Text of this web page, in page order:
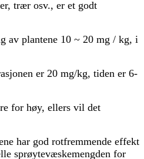
trær osv., er et godt
av plantene 10 ~ 20 mg / kg, i
er 20 mg/kg, tiden er 6-
for høy, ellers vil det
har god rotfremmende effekt
sprøytevæskemengden for